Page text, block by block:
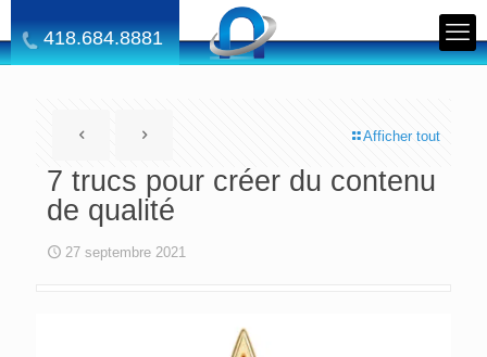
418.684.8881
Afficher tout
7 trucs pour créer du contenu
de qualité
27 septembre 2021